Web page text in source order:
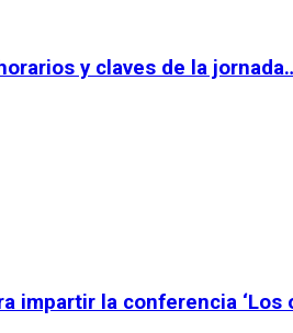
y claves de la
impartir la conferencia ‘Los